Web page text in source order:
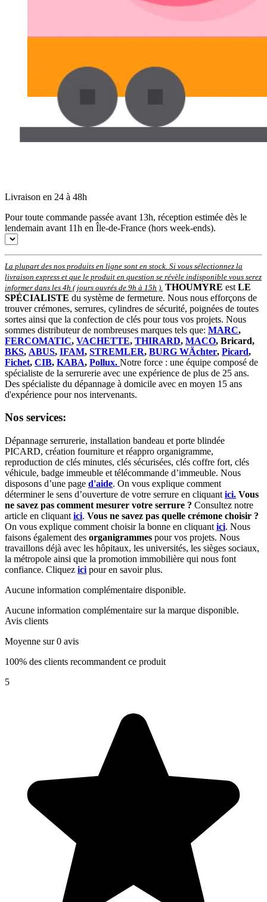
Livraison en 24 à 48h
Pour toute commande passée avant 13h, réception estimée dès le
lendemain avant 11h en Île-de-France (hors week-ends).
La plupart des nos produits en ligne sont en stock. Si vous sélectionnez la
livraison express et que le produit en question se révèle indisponible vous serez
informer dans les 4h ( jours ouvrés de 9h à 15h ) THOUMYRE est LE
SPÉCIALISTE du système de fermeture. Nous nous efforçons de
trouver crémones, serrures, cylindres de sécurité, poignées de toutes
sortes ainsi que la confection de clés pour tous vos projets. Nous
sommes distributeur de nombreuses marques tels que: MARC,
FERCOMATIC, VACHETTE, THIRARD, MACO, Bricard,
BKS, ABUS, IFAM, STREMLER, BURG WÄchter, Picard,
Fichet, CIB, KABA, Pollux. Notre force : une équipe composé de
spécialiste de la serrurerie avec une expérience de plus de 25 ans.
Des spécialiste du dépannage à domicile avec en moyen 15 ans
d'expérience pour nos intervenants.
Nos services:
Dépannage serrurerie, installation bandeau et porte blindée
PICARD, création fourniture et réappro organigramme,
reproduction de clés minutes, clés sécurisées, clés coffre fort, clés
véhicule, badge immeuble et télécommande d’immeuble. Nous
disposons d’une page d'aide. On vous explique comment
déterminer le sens d’ouverture de votre serrure en cliquant ici. Vous
ne savez pas comment mesurer votre serrure ? Consultez notre
article en cliquant ici. Vous ne savez pas quelle crémone choisir ?
On vous explique comment choisir la bonne en cliquant ici. Nous
faisons également des organigrammes pour vos projets. Nous
travaillons déjà avec les hôpitaux, les universités, les sièges sociaux,
la métropole ainsi que la promotion immobilière qui nous font
confiance. Cliquez ici pour en savoir plus.
Aucune information complémentaire disponible.
Aucune information complémentaire sur la marque disponible.
Avis clients
Moyenne sur 0 avis
100% des clients recommandent ce produit
5